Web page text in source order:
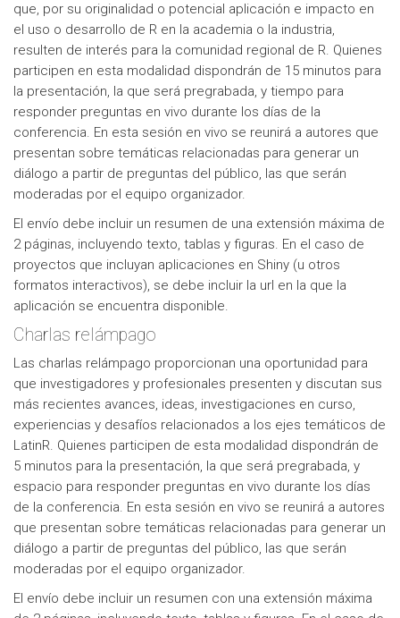
que, por su originalidad o potencial aplicación e impacto en
el uso o desarrollo de R en la academia o la industria,
resulten de interés para la comunidad regional de R. Quienes
participen en esta modalidad dispondrán de 15 minutos para
la presentación, la que será pregrabada, y tiempo para
responder preguntas en vivo durante los días de la
conferencia. En esta sesión en vivo se reunirá a autores que
presentan sobre temáticas relacionadas para generar un
diálogo a partir de preguntas del público, las que serán
moderadas por el equipo organizador.
El envío debe incluir un resumen de una extensión máxima de
2 páginas, incluyendo texto, tablas y figuras. En el caso de
proyectos que incluyan aplicaciones en Shiny (u otros
formatos interactivos), se debe incluir la url en la que la
aplicación se encuentra disponible.
Charlas relámpago
Las charlas relámpago proporcionan una oportunidad para
que investigadores y profesionales presenten y discutan sus
más recientes avances, ideas, investigaciones en curso,
experiencias y desafíos relacionados a los ejes temáticos de
LatinR. Quienes participen de esta modalidad dispondrán de
5 minutos para la presentación, la que será pregrabada, y
espacio para responder preguntas en vivo durante los días
de la conferencia. En esta sesión en vivo se reunirá a autores
que presentan sobre temáticas relacionadas para generar un
diálogo a partir de preguntas del público, las que serán
moderadas por el equipo organizador.
El envío debe incluir un resumen con una extensión máxima